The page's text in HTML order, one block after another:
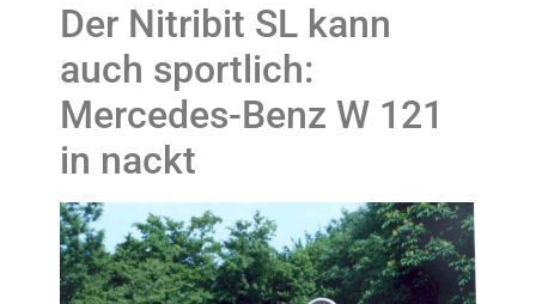
Der Nitribit SL kann
auch sportlich:
Mercedes-Benz W 121
in nackt